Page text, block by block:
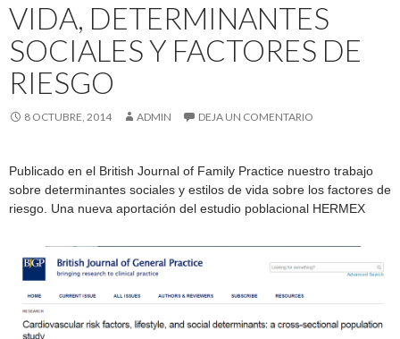
VIDA, DETERMINANTES
SOCIALES Y FACTORES DE
RIESGO
8 OCTUBRE, 2014 ADMIN DEJA UN COMENTARIO
Publicado en el British Journal of Family Practice nuestro trabajo
sobre determinantes sociales y estilos de vida sobre los factores de
riesgo. Una nueva aportación del estudio poblacional HERMEX